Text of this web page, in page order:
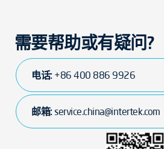
需要帮助或有疑问?
电话: +86 400 886 9926
邮箱:service.china@intertek.com